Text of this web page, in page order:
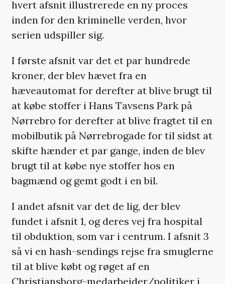
hvert afsnit illustrerede en ny proces
inden for den kriminelle verden, hvor
serien udspiller sig.
I første afsnit var det et par hundrede
kroner, der blev hævet fra en
hæveautomat for derefter at blive brugt til
at købe stoffer i Hans Tavsens Park på
Nørrebro for derefter at blive fragtet til en
mobilbutik på Nørrebrogade for til sidst at
skifte hænder et par gange, inden de blev
brugt til at købe nye stoffer hos en
bagmænd og gemt godt i en bil.
I andet afsnit var det de lig, der blev
fundet i afsnit 1, og deres vej fra hospital
til obduktion, som var i centrum. I afsnit 3
så vi en hash-sendings rejse fra smuglerne
til at blive købt og røget af en
Christiansborg-medarbejder/politiker i